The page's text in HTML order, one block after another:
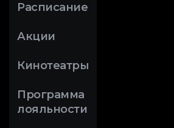
Расписание
Акции
Кинотеатры
Программа
лояльности